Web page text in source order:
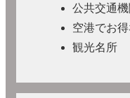
公共交通機
空港でお
観光名所